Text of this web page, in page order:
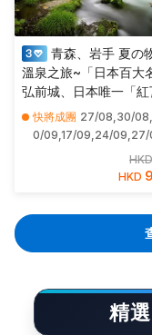
青森、岩手 夏の
溫泉之旅~「日本百大
弘前城、日本唯一「紅
守」會津鶴城、土津神
色鳥居）、青葉城遺址
「米芝蓮2星級」奧入
流、「日本第一美溪」
快將成團 27/08,30/
0/09,17/09,24/09,27/
HKD
精